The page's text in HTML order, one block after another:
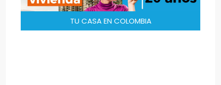
TU CASA EN COLOMBIA